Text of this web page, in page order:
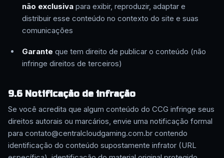
não exclusivapara exibir, reproduzir, adaptar e
distribuir esse conteúdo no contexto do site e suas
comunicações
Garante que tem direito de publicar o conteúdo (não
infringe direitos de terceiros)
9.6 Notificação de infração
Se você acredita que algum conteúdo do CCG infringe seus
direitos autorais ou marcários, envie uma notificação formal
para contato@centralcloudgaming.com.br contendo
identificação do conteúdo supostamente infrator (URL